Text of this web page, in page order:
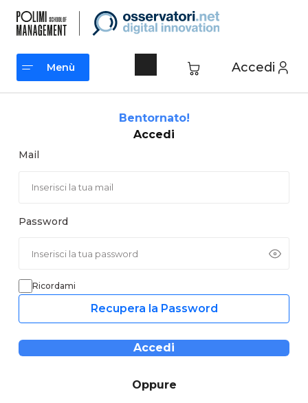
contenuto
Accedi
Menù
Bentornato!
Accedi
Mail
Password
Ricordami
Recupera la Password
Accedi
Oppure